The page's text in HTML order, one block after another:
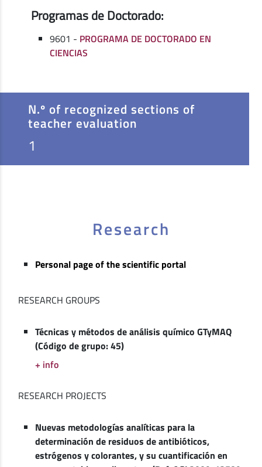
Programas de Doctorado:
9601 - PROGRAMA DE DOCTORADO EN
CIENCIAS
N.º of recognized sections of
teacher evaluation
1
Research
Personal page of the scientific portal
RESEARCH GROUPS
Técnicas y métodos de análisis químico GTyMAQ
(Código de grupo: 45)
+ info
RESEARCH PROJECTS
Nuevas metodologías analíticas para la
determinación de residuos de antibióticos,
estrógenos y colorantes, y su cuantificación en